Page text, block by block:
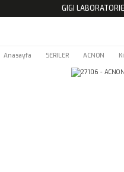
GIGI
Anasayfa SERILER ACNON